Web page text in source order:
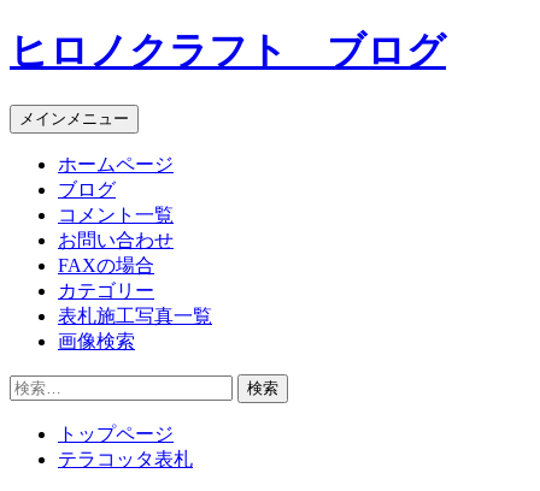
コ
ン
ン
ツ
ヒロノクラフト ブログ
メインメニュー
ホームページ
ブログ
コメント一覧
お問い合わせ
FAXの場合
カテゴリー
表札施工写真一覧
画像検索
検
トップページ
テラコッタ表札